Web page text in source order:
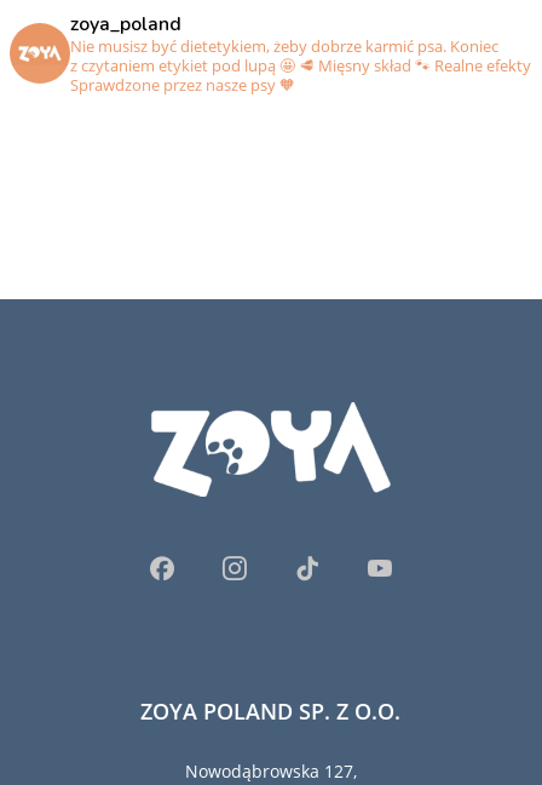
zoya_poland
Nie musisz być dietetykiem, żeby dobrze karmić psa. Koniec
z czytaniem etykiet pod lupą 🤩🥩 Mięsny skład 🐾 Realne efekty
Sprawdzone przez nasze psy 🧡
ZOYA POLAND SP. Z O.O.
Nowodąbrowska 127,